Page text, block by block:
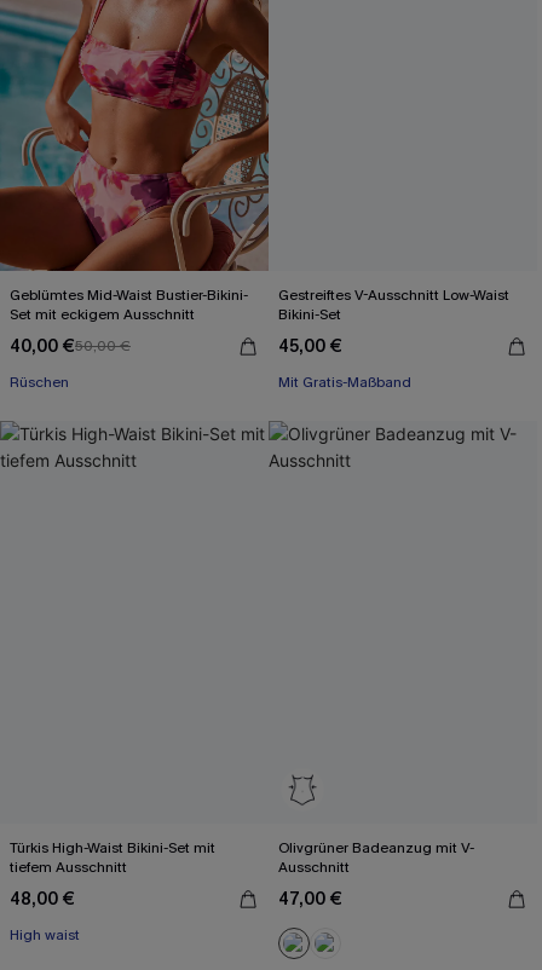
Geblümtes Mid-Waist Bustier-Bikini-
Set mit eckigem Ausschnitt
40,00 €50,00 €
Rüschen
Gestreiftes V-Ausschnitt Low-Waist
Bikini-Set
45,00 €
Mit Gratis-Maßband
Türkis High-Waist Bikini-Set mit
tiefem Ausschnitt
48,00 €
High waist
Olivgrüner Badeanzug mit V-
Ausschnitt
47,00 €